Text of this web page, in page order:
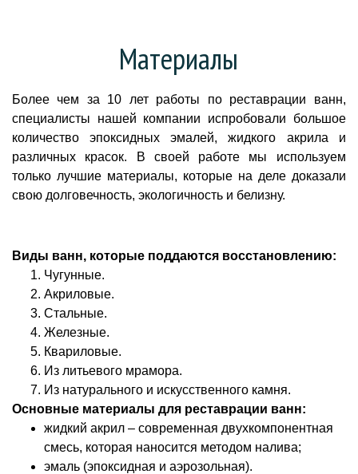
Материалы
Более чем за 10 лет работы по реставрации ванн,
специалисты нашей компании испробовали большое
количество эпоксидных эмалей, жидкого акрила и
различных красок. В своей работе мы используем
только лучшие материалы, которые на деле доказали
свою долговечность, экологичность и белизну.
Виды ванн, которые поддаются восстановлению:
Чугунные.
Акриловые.
Стальные.
Железные.
Квариловые.
Из литьевого мрамора.
Из натурального и искусственного камня.
Основные материалы для реставрации ванн:
жидкий акрил – современная двухкомпонентная
смесь, которая наносится методом налива;
эмаль (эпоксидная и аэрозольная).